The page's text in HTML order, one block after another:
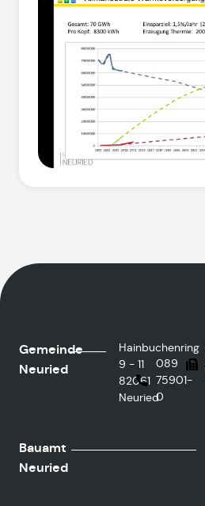
Gemeinde
Neuried
Hainbuchenring
9 - 11
82061
Neuried
089
75901-
0
Bauamt
Neuried